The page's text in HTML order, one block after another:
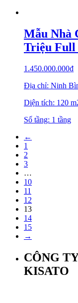
Mẫu Nhà
Triệu Full
1.450.000.000₫
Địa chỉ: Ninh
Diện tích: 120
Số tầng: 1 tầng
←
1
2
3
…
10
11
12
13
14
15
→
CÔNG
KISATO